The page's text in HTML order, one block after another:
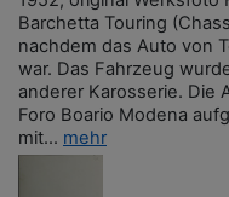
Barchetta Touring
nachdem das Auto von
war. Das Fahrzeug
anderer Karosserie. Die
Foro Boario Modena
mit... mehr